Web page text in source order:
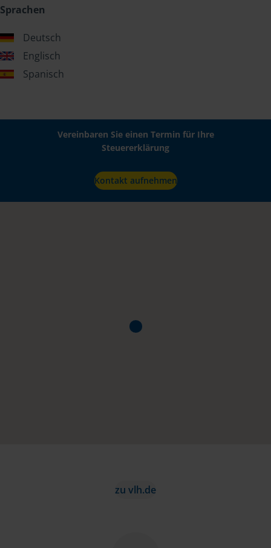
Sprachen
Deutsch
Englisch
Spanisch
Vereinbaren Sie einen Termin für Ihre
Steuererklärung
Kontakt aufnehmen
zu vlh.de